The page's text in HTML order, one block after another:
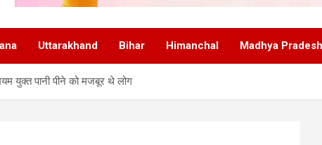
Uttarakhand Bihar Himanchal Madhya Pradesh
युक्त पानी पीने को मजबूर थे लोग